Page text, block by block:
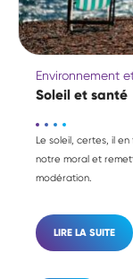
Environnement
Soleil et santé
Le soleil, certes, il
notre moral et
modération.
LIRE LA SUITE